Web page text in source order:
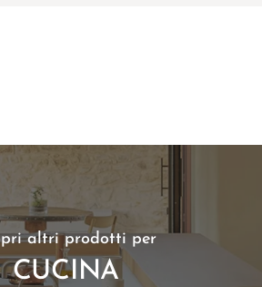
altri prodotti per
CUCINA